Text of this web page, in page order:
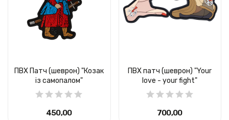
ПВХ Патч (шеврон) "Козак
із самопалом"
450,00 ₴
ПВХ патч (шеврон) "Your
love - your fight"
700,00 ₴